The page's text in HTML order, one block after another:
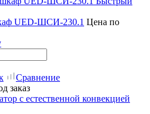
UED-ШСИ-230.1 Цена по
Сравнение
заказ